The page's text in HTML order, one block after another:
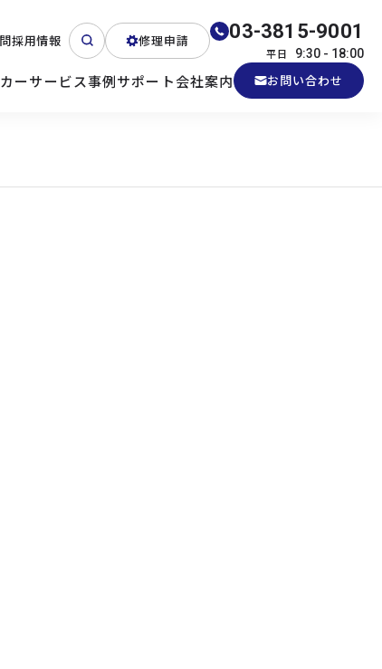
採用情報 修理申請 03-3815-9001
平日 9:30 - 18:00
産業用PC
ーサービス事例サポート会社案内 お問い合わせ